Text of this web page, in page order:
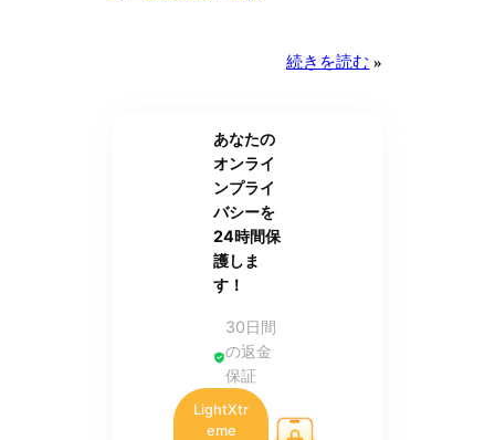
続きを読む »
あなたの
オンライ
ンプライ
バシーを
24時間保
護しま
す！
30日間
の返金
保証
LightXtr
eme